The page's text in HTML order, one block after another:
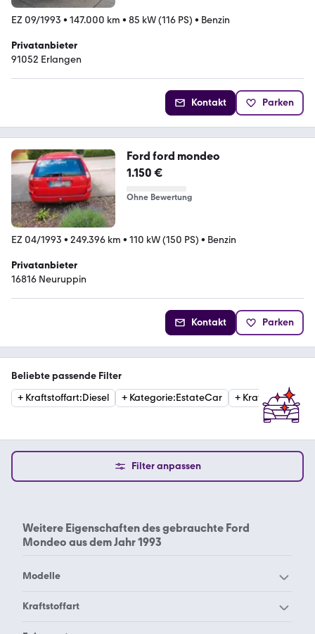
EZ 09/1993 • 147.000 km • 85 kW (116 PS) • Benzin
Privatanbieter
91052 Erlangen
Kontakt Parken
Ford ford mondeo
1.150 €
Ohne Bewertung
EZ 04/1993 • 249.396 km • 110 kW (150 PS) • Benzin
Privatanbieter
16816 Neuruppin
Kontakt Parken
Beliebte passende Filter
+ Kraftstoffart:Diesel + Kategorie:EstateCar + Kraftstoffart
Filter anpassen
Weitere Eigenschaften desgebrauchte Ford
Mondeo aus dem Jahr 1993
Modelle
Ford Aerostar
Kraftstoffart